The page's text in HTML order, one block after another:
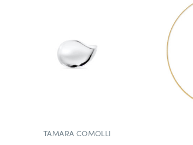
TAMARA COMOLLI